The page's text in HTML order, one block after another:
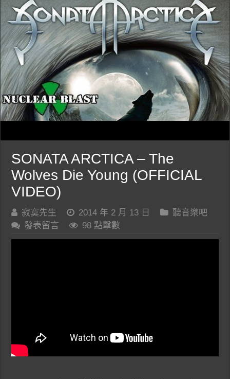
SONATA ARCTICA – The
Wolves Die Young (OFFICIAL
VIDEO)
寂寞先生 2014 年 2 月 13 日
聽音樂吧
發表留言
98 點擊數